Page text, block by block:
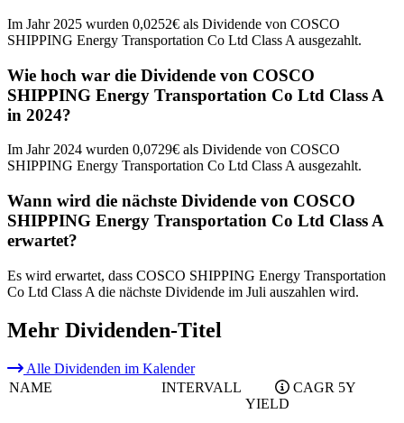
Im Jahr 2025 wurden 0,0252€ als Dividende von COSCO
SHIPPING Energy Transportation Co Ltd Class A ausgezahlt.
Wie hoch war die Dividende von COSCO
SHIPPING Energy Transportation Co Ltd Class A
in 2024?
Im Jahr 2024 wurden 0,0729€ als Dividende von COSCO
SHIPPING Energy Transportation Co Ltd Class A ausgezahlt.
Wann wird die nächste Dividende von COSCO
SHIPPING Energy Transportation Co Ltd Class A
erwartet?
Es wird erwartet, dass COSCO SHIPPING Energy Transportation
Co Ltd Class A die nächste Dividende im Juli auszahlen wird.
Mehr Dividenden-Titel
Alle Dividenden im Kalender
NAME
INTERVALL
YIELD
CAGR 5Y